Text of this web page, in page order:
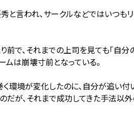
と言われ、サークルなどではいつも
で、それまでの上司を見ても「自分
ムは崩壊寸前となっている。
環境が変化したのに、自分が追い
だが、それまで成功してきた手法以